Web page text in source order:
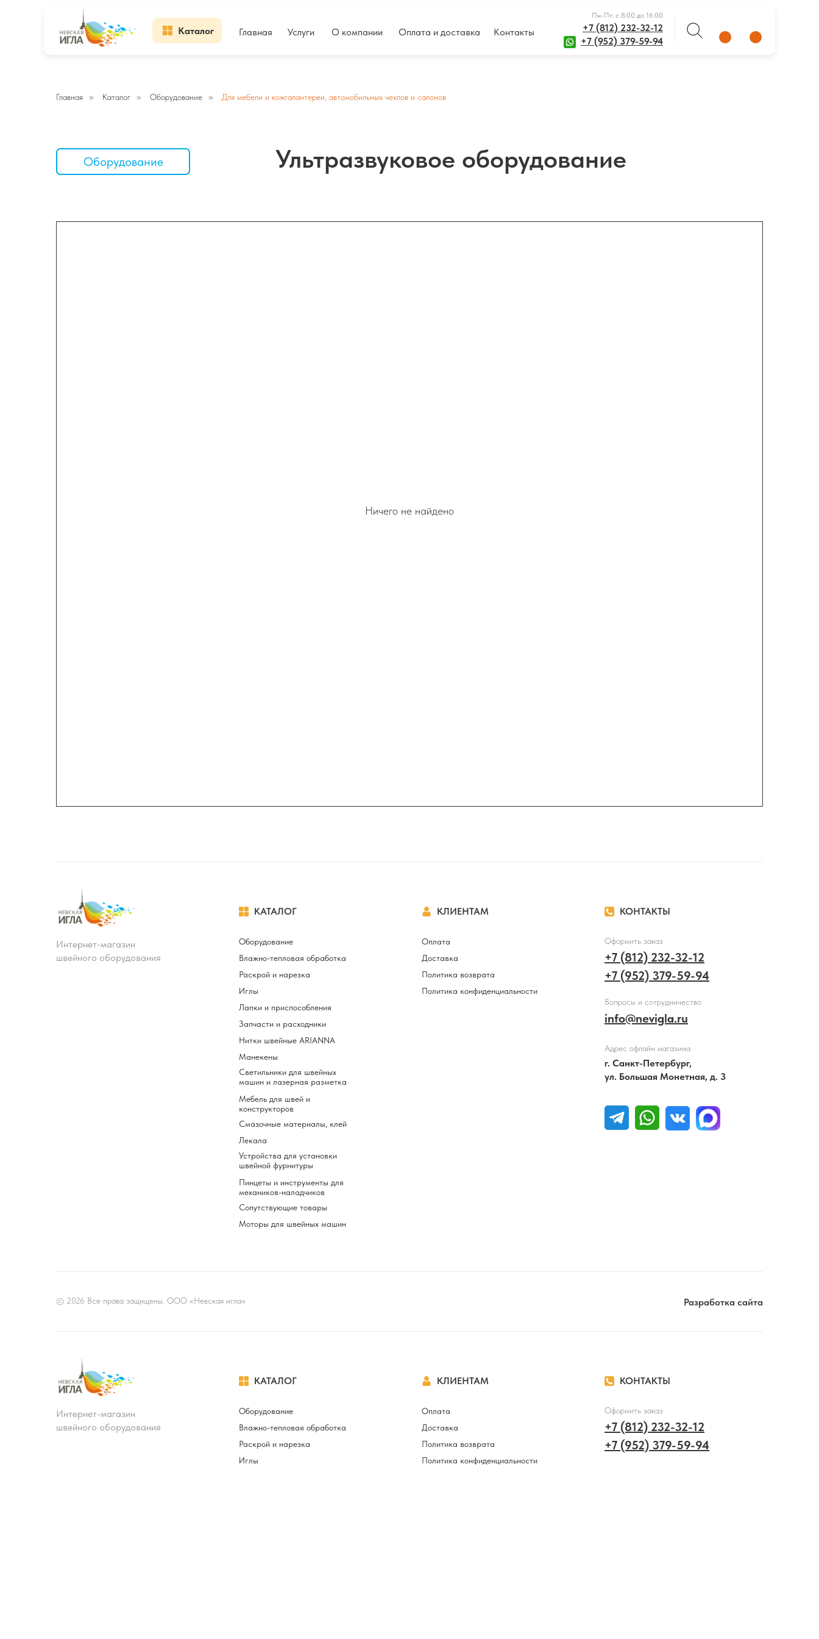
+7 (812) 232-32-12
Пн-Пт: с 8:00 до 16:00
Главная
Каталог Услуги О компании Оплата и доставка
Контакты
+7 (952) 379-59-94
Главная » Каталог » Оборудование » Для мебели и кожгалантереи, автомобильных чехлов и салонов
Ультразвуковое оборудование
Оборудование
Ничего не найдено
КАТАЛОГ КЛИЕНТАМ КОНТАКТЫ
Оборудование
Лапки и приспособления
Светильники для швейных
машин и лазерная разметка
Раскрой и нарезка
Нитки швейные ARIANNA
Смазочные материалы, клей
Влажно-тепловая обработка
Запчасти и расходники
Мебель для швей и
конструкторов
Иглы
Манекены
Лекала
Устройства для установки
швейной фурнитуры
Пинцеты и инструменты для
механиков-наладчиков
Сопутствующие товары
Моторы для швейных машин
Интернет-магазин
швейного оборудования
Оплата
Политика возврата
Доставка
Политика конфиденциальности
+7 (812) 232-32-12
+7 (952) 379-59-94
info@nevigla.ru
Оформить заказ
Вопросы и сотрудничество
Адрес офлайн магазина
г. Санкт-Петербург,
ул. Большая Монетная, д. 3
© 2026 Все права защищены. ООО «Невская игла» Разработка сайта
КАТАЛОГ КЛИЕНТАМ КОНТАКТЫ
Оборудование
Раскрой и нарезка
Влажно-тепловая обработка
Иглы
Интернет-магазин
швейного оборудования
Оплата
Политика возврата
Доставка
Политика конфиденциальности
+7 (812) 232-32-12
+7 (952) 379-59-94
Оформить заказ